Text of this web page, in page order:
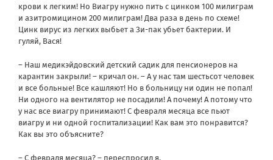
крови к легким! Но Виагру нужно пить с цинком 100 милиграм
и азитромицином 200 милиграм! Два раза в день по схеме!
Цинк вирус из легких выбьет а Зи-пак убьет бактерии. И
гуляй, Вася!
– Наш медикэйдовский детский садик для пенсионеров на
карантин закрыли! – кричал он. – А у нас там шестьсот человек
и все больные! Все кашляют! Но в больницу ни один не попал!
Ни одного на вентилятор не посадили! А почему! А потому что
у нас все виагру принимают! С февраля месяца все пьют
виагру и ни одной госпитализации! Как вам это понравится?
Как вы это объясните?
– С февраля месяца? – переспросил я.